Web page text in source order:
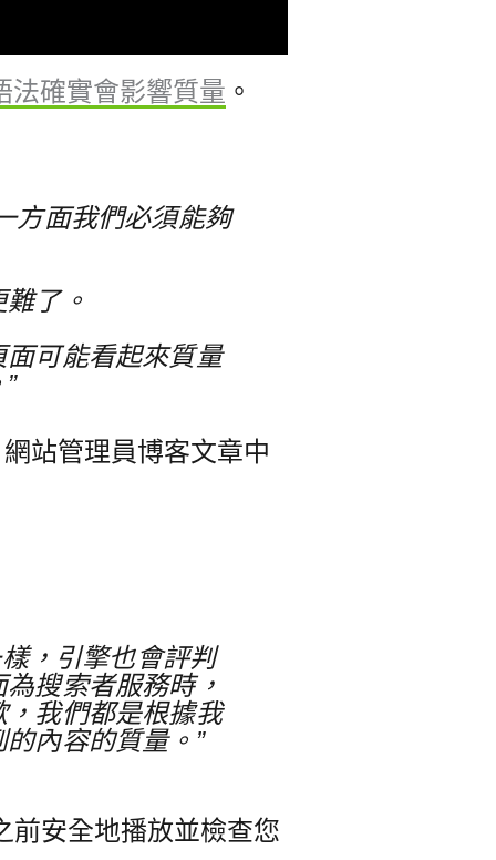
法確實會影響質量 。
方面我們必須能夠
了。
可能看起來質量
站管理員博客文章中
，引擎也會評判
搜索者服務時，
我們都是根據我
內容的質量。”
前安全地播放並檢查您